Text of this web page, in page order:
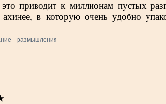
приводит к миллионам пустых
в которую очень удобно
размышления